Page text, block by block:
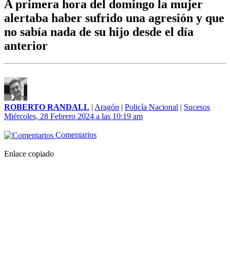
A primera hora del domingo la mujer
alertaba haber sufrido una agresión y que
no sabía nada de su hijo desde el día
anterior
ROBERTO RANDALL | Aragón | Policía Nacional | Sucesos
Miércoles, 28 Febrero 2024 a las 10:19 am
Comentarios
Enlace copiado